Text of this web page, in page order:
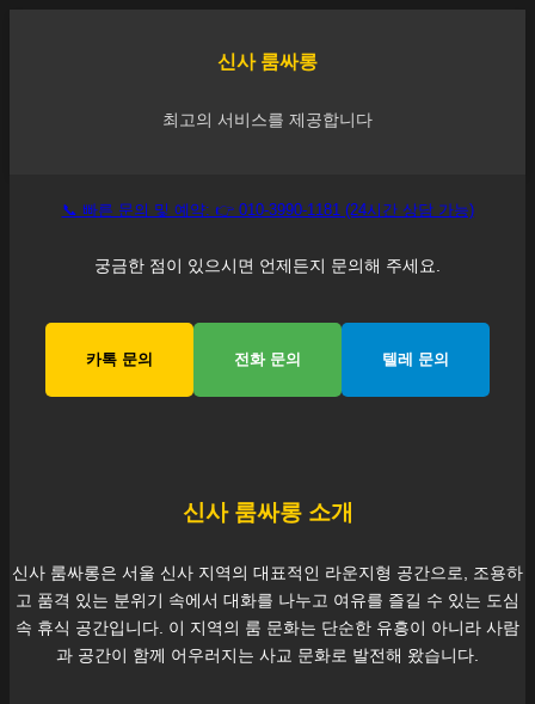
신사 룸싸롱
최고의 서비스를 제공합니다
📞 빠른 문의 및 예약: 👉 010-3990-1181 (24시간 상담 가능)
궁금한 점이 있으시면 언제든지 문의해 주세요.
카톡 문의 전화 문의 텔레 문의
신사룸싸롱 소개
신사 룸싸롱은 서울 신사 지역의 대표적인 라운지형 공간으로, 조용하
고 품격 있는 분위기 속에서 대화를 나누고 여유를 즐길 수 있는 도심
속 휴식 공간입니다. 이 지역의 룸 문화는 단순한 유흥이 아니라 사람
과 공간이 함께 어우러지는 사교 문화로 발전해 왔습니다.